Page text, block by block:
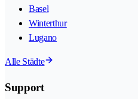
Basel
Winterthur
Lugano
Alle Städte
Support